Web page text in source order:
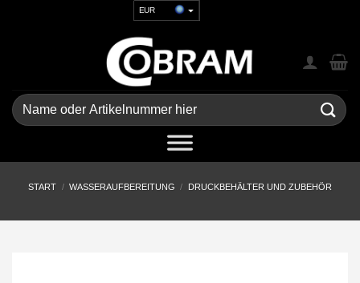
EUR
GBP
CHF
UAH
Suchen
nach:
START / WASSERAUFBEREITUNG / DRUCKBEHÄLTER UND ZUBEHÖR